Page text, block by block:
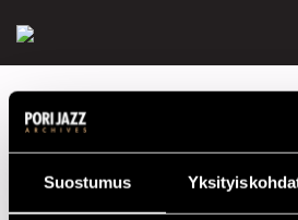
Suostumus
Festivaalivuodet
Beth Hart
Kokoonpano